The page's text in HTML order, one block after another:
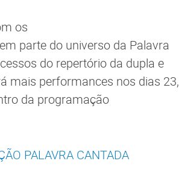
os
parte do universo da Palavra
do repertório da dupla e
mais performances nos dias 23,
da programação